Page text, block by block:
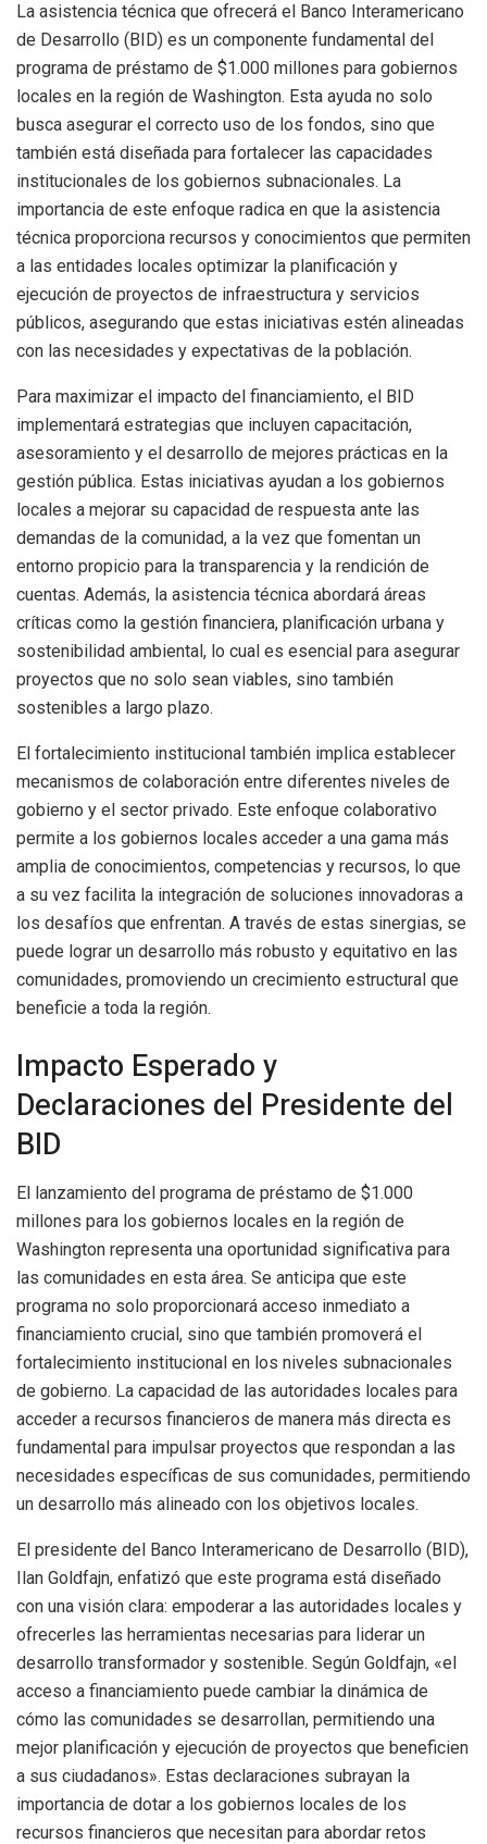
La asistencia técnica que ofrecerá el Banco Interamericano
de Desarrollo (BID) es un componente fundamental del
programa de préstamo de $1.000 millones para gobiernos
locales en la región de Washington. Esta ayuda no solo
busca asegurar el correcto uso de los fondos, sino que
también está diseñada para fortalecer las capacidades
institucionales de los gobiernos subnacionales. La
importancia de este enfoque radica en que la asistencia
técnica proporciona recursos y conocimientos que permiten
a las entidades locales optimizar la planificación y
ejecución de proyectos de infraestructura y servicios
públicos, asegurando que estas iniciativas estén alineadas
con las necesidades y expectativas de la población.
Para maximizar el impacto del financiamiento, el BID
implementará estrategias que incluyen capacitación,
asesoramiento y el desarrollo de mejores prácticas en la
gestión pública. Estas iniciativas ayudan a los gobiernos
locales a mejorar su capacidad de respuesta ante las
demandas de la comunidad, a la vez que fomentan un
entorno propicio para la transparencia y la rendición de
cuentas. Además, la asistencia técnica abordará áreas
críticas como la gestión financiera, planificación urbana y
sostenibilidad ambiental, lo cual es esencial para asegurar
proyectos que no solo sean viables, sino también
sostenibles a largo plazo.
El fortalecimiento institucional también implica establecer
mecanismos de colaboración entre diferentes niveles de
gobierno y el sector privado. Este enfoque colaborativo
permite a los gobiernos locales acceder a una gama más
amplia de conocimientos, competencias y recursos, lo que
a su vez facilita la integración de soluciones innovadoras a
los desafíos que enfrentan. A través de estas sinergias, se
puede lograr un desarrollo más robusto y equitativo en las
comunidades, promoviendo un crecimiento estructural que
beneficie a toda la región.
Impacto Esperado y
Declaraciones del Presidente del
BID
El lanzamiento del programa de préstamo de $1.000
millones para los gobiernos locales en la región de
Washington representa una oportunidad significativa para
las comunidades en esta área. Se anticipa que este
programa no solo proporcionará acceso inmediato a
financiamiento crucial, sino que también promoverá el
fortalecimiento institucional en los niveles subnacionales
de gobierno. La capacidad de las autoridades locales para
acceder a recursos financieros de manera más directa es
fundamental para impulsar proyectos que respondan a las
necesidades específicas de sus comunidades, permitiendo
un desarrollo más alineado con los objetivos locales.
El presidente del Banco Interamericano de Desarrollo (BID),
Ilan Goldfajn, enfatizó que este programa está diseñado
con una visión clara: empoderar a las autoridades locales y
ofrecerles las herramientas necesarias para liderar un
desarrollo transformador y sostenible. Según Goldfajn, «el
acceso a financiamiento puede cambiar la dinámica de
cómo las comunidades se desarrollan, permitiendo una
mejor planificación y ejecución de proyectos que beneficien
a sus ciudadanos». Estas declaraciones subrayan la
importancia de dotar a los gobiernos locales de los
recursos financieros que necesitan para abordar retos